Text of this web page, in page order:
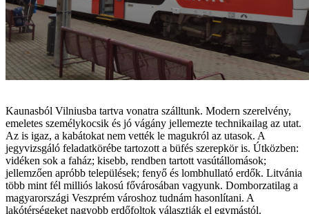
Kaunasból Vilniusba tartva vonatra szálltunk. Modern szerelvény,
emeletes személykocsik és jó vágány jellemezte technikailag az utat.
Az is igaz, a kabátokat nem vették le magukról az utasok. A
jegyvizsgáló feladatkörébe tartozott a büfés szerepkör is. Útközben:
vidéken sok a faház; kisebb, rendben tartott vasútállomások;
jellemzően apróbb települések; fenyő és lombhullató erdők. Litvánia
több mint fél milliós lakosú fővárosában vagyunk. Domborzatilag a
magyarországi Veszprém városhoz tudnám hasonlítani. A
lakótérségeket nagyobb erdőfoltok választják el egymástól.